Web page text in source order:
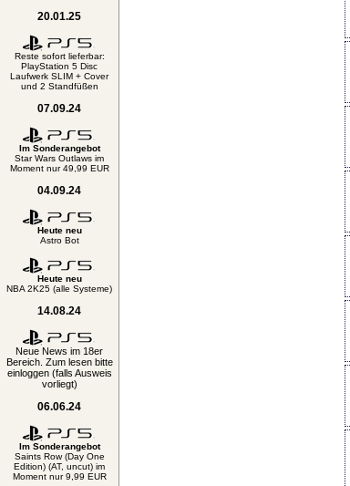
20.01.25
Reste sofort lieferbar:
PlayStation 5 Disc
Laufwerk SLIM + Cover
und 2 Standfüßen
07.09.24
Im Sonderangebot
Star Wars Outlaws im
Moment nur 49,99 EUR
04.09.24
Heute neu
Astro Bot
Heute neu
NBA 2K25 (alle Systeme)
14.08.24
Neue News im 18er
Bereich. Zum lesen bitte
einloggen (falls Ausweis
vorliegt)
06.06.24
Im Sonderangebot
Saints Row (Day One
Edition) (AT, uncut) im
Moment nur 9,99 EUR